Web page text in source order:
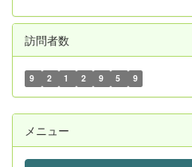
訪問者数
9 2 1 2 9 5 9
メニュー